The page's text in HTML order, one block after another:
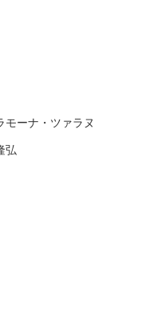
ーナ・ツァラヌ
弘